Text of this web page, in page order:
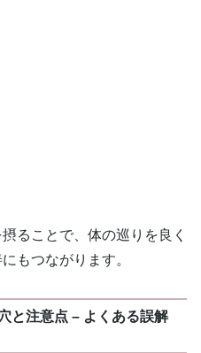
ることで、体の巡りを良く
もつながります。
と注意点 – よくある誤解